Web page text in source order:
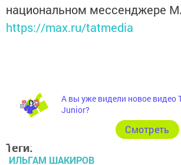
национальном мессенджере
https://max.ru/tatmedia
Теги:
ИЛЬГАМ ШАКИРОВ
А вы уже видели новое видео
Junior?
Cмотреть